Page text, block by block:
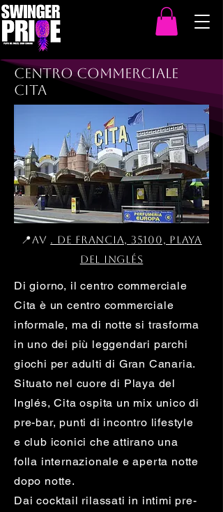
Centro commerciale
Cita
📍Av . De Francia, 35100, Playa
del Inglés
Di giorno, il centro commerciale
Cita è un centro commerciale
informale, ma di notte si trasforma
in uno dei più leggendari parchi
giochi per adulti di Gran Canaria.
Situato nel cuore di Playa del
Inglés, Cita ospita un mix unico di
pre-bar, punti di incontro lifestyle
e club iconici che attirano una
folla internazionale e aperta notte
dopo notte.
Dai cocktail rilassati in intimi pre-